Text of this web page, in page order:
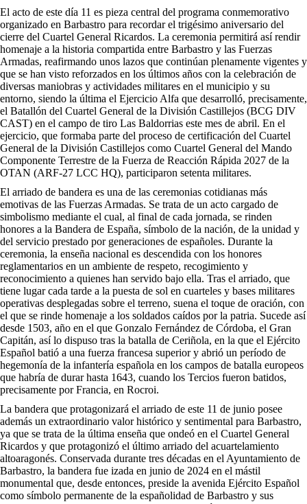
El acto de este día 11 es pieza central del programa conmemorativo
organizado en Barbastro para recordar el trigésimo aniversario del
cierre del Cuartel General Ricardos. La ceremonia permitirá así rendir
homenaje a la historia compartida entre Barbastro y las Fuerzas
Armadas, reafirmando unos lazos que continúan plenamente vigentes y
que se han visto reforzados en los últimos años con la celebración de
diversas maniobras y actividades militares en el municipio y su
entorno, siendo la última el Ejercicio Alfa que desarrolló, precisamente,
el Batallón del Cuartel General de la División Castillejos (BCG DIV
CAST) en el campo de tiro Las Baldorrias este mes de abril. En el
ejercicio, que formaba parte del proceso de certificación del Cuartel
General de la División Castillejos como Cuartel General del Mando
Componente Terrestre de la Fuerza de Reacción Rápida 2027 de la
OTAN (ARF-27 LCC HQ), participaron setenta militares.
El arriado de bandera es una de las ceremonias cotidianas más
emotivas de las Fuerzas Armadas. Se trata de un acto cargado de
simbolismo mediante el cual, al final de cada jornada, se rinden
honores a la Bandera de España, símbolo de la nación, de la unidad y
del servicio prestado por generaciones de españoles. Durante la
ceremonia, la enseña nacional es descendida con los honores
reglamentarios en un ambiente de respeto, recogimiento y
reconocimiento a quienes han servido bajo ella. Tras el arriado, que
tiene lugar cada tarde a la puesta de sol en cuarteles y bases militares
operativas desplegadas sobre el terreno, suena el toque de oración, con
el que se rinde homenaje a los soldados caídos por la patria. Sucede así
desde 1503, año en el que Gonzalo Fernández de Córdoba, el Gran
Capitán, así lo dispuso tras la batalla de Ceriñola, en la que el Ejército
Español batió a una fuerza francesa superior y abrió un período de
hegemonía de la infantería española en los campos de batalla europeos
que habría de durar hasta 1643, cuando los Tercios fueron batidos,
precisamente por Francia, en Rocroi.
La bandera que protagonizará el arriado de este 11 de junio posee
además un extraordinario valor histórico y sentimental para Barbastro,
ya que se trata de la última enseña que ondeó en el Cuartel General
Ricardos y que protagonizó el último arriado del acuartelamiento
altoaragonés. Conservada durante tres décadas en el Ayuntamiento de
Barbastro, la bandera fue izada en junio de 2024 en el mástil
monumental que, desde entonces, preside la avenida Ejército Español
como símbolo permanente de la españolidad de Barbastro y sus